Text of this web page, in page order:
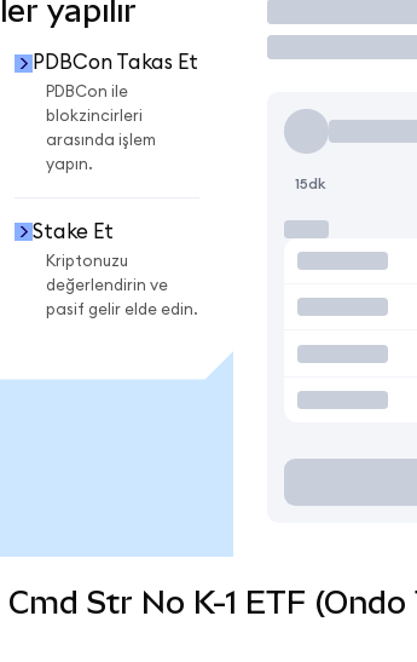
yapılır
PDBCon Takas Et
PDBCon ile
blokzincirleri
arasında işlem
yapın.
Stake Et
Kriptonuzu
değerlendirin ve
pasif gelir elde edin.
İşlem Yap
15dk
Str No K-1 ETF